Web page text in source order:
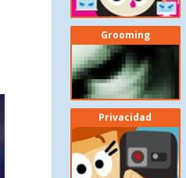
Grooming
Privacidad